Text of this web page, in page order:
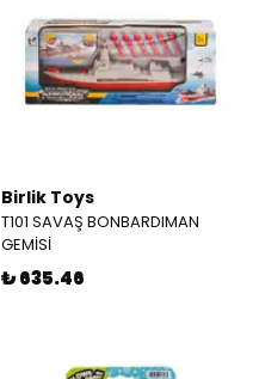
Birlik Toys
T101 SAVAŞ BONBARDIMAN
GEMİSİ
₺ 635.46